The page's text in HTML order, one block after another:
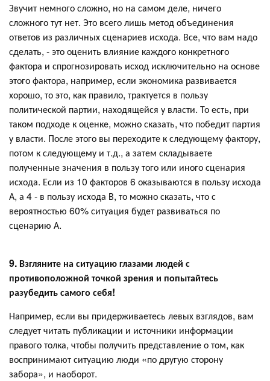
Звучит немного сложно, но на самом деле, ничего
сложного тут нет. Это всего лишь метод объединения
ответов из различных сценариев исхода. Все, что вам надо
сделать, - это оценить влияние каждого конкретного
фактора и спрогнозировать исход исключительно на основе
этого фактора, например, если экономика развивается
хорошо, то это, как правило, трактуется в пользу
политической партии, находящейся у власти. То есть, при
таком подходе к оценке, можно сказать, что победит партия
у власти. После этого вы переходите к следующему фактору,
потом к следующему и т.д., а затем складываете
полученные значения в пользу того или иного сценария
исхода. Если из 10 факторов 6 оказываются в пользу исхода
А, а 4 - в пользу исхода В, то можно сказать, что с
вероятностью 60% ситуация будет развиваться по
сценарию А.
9. Взгляните на ситуацию глазами людей с
противоположной точкой зрения и попытайтесь
разубедить самого себя!
Например, если вы придерживаетесь левых взглядов, вам
следует читать публикации и источники информации
правого толка, чтобы получить представление о том, как
воспринимают ситуацию люди «по другую сторону
забора», и наоборот.